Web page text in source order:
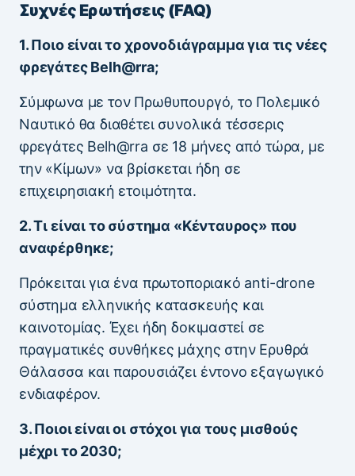
Συχνές Ερωτήσεις (FAQ)
1. Ποιο είναι το χρονοδιάγραμμα για τις νέες
φρεγάτες Belh@rra;
Σύμφωνα με τον Πρωθυπουργό, το Πολεμικό
Ναυτικό θα διαθέτει συνολικά τέσσερις
φρεγάτες Belh@rra σε 18 μήνες από τώρα, με
την «Κίμων» να βρίσκεται ήδη σε
επιχειρησιακή ετοιμότητα.
2. Τι είναι το σύστημα «Κένταυρος» που
αναφέρθηκε;
Πρόκειται για ένα πρωτοποριακό anti-drone
σύστημα ελληνικής κατασκευής και
καινοτομίας. Έχει ήδη δοκιμαστεί σε
πραγματικές συνθήκες μάχης στην Ερυθρά
Θάλασσα και παρουσιάζει έντονο εξαγωγικό
ενδιαφέρον.
3. Ποιοι είναι οι στόχοι για τους μισθούς
μέχρι το 2030;